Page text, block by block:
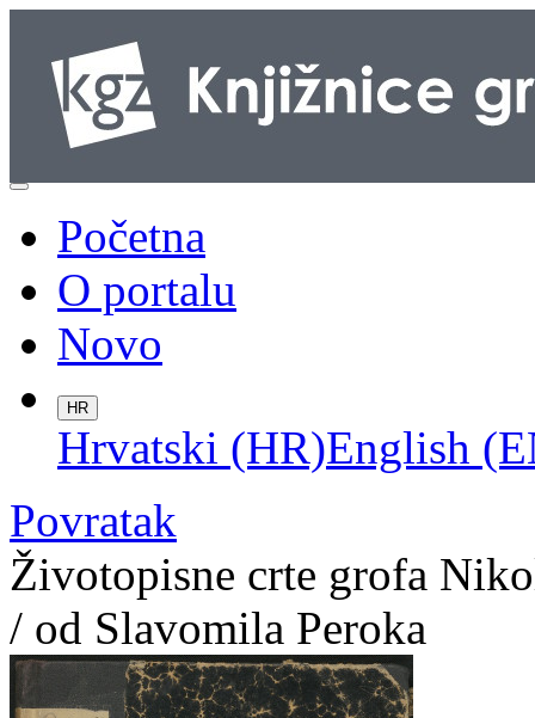
Početna
O portalu
Novo
HR
Hrvatski (HR)English
Povratak
Životopisne crte grofa
/ od Slavomila Peroka